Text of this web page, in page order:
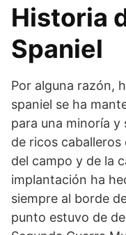
Historia
Spaniel
Por alguna razón,
spaniel se ha
para una minoría y
de ricos
del campo y de la
implantación ha
siempre al borde
punto estuvo de